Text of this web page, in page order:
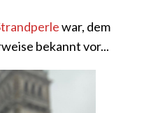
war, dem
bekannt vor...